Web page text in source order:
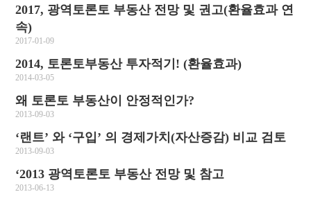
2017, 광역토론토 부동산 전망 및 권고(환율효과 연
속)
2017-01-09
2014, 토론토부동산 투자적기! (환율효과)
2014-03-05
왜 토론토 부동산이 안정적인가?
2013-09-03
‘랜트’ 와 ‘구입’ 의 경제가치(자산증감) 비교 검토
2013-09-03
‘2013 광역토론토 부동산 전망 및 참고
2013-06-13